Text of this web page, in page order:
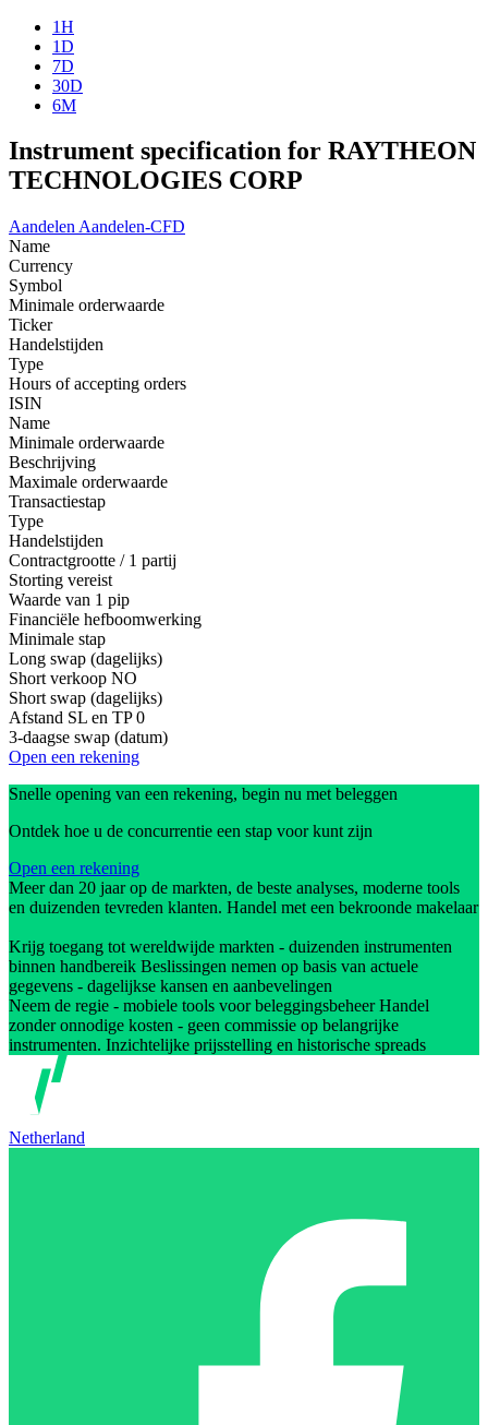
1H
1D
7D
30D
6M
Instrument specification for RAYTHEON
TECHNOLOGIES CORP
Aandelen Aandelen-CFD
Name
Currency
Symbol
Minimale orderwaarde
Ticker
Handelstijden
Type
Hours of accepting orders
ISIN
Name
Minimale orderwaarde
Beschrijving
Maximale orderwaarde
Transactiestap
Type
Handelstijden
Contractgrootte / 1 partij
Storting vereist
Waarde van 1 pip
Financiële hefboomwerking
Minimale stap
Long swap (dagelijks)
Short verkoop NO
Short swap (dagelijks)
Afstand SL en TP 0
3-daagse swap (datum)
Open een rekening
Snelle opening van een rekening, begin nu met beleggen
Ontdek hoe u de concurrentie een stap voor kunt zijn
Open een rekening
Meer dan 20 jaar op de markten, de beste analyses, moderne tools
en duizenden tevreden klanten. Handel met een bekroonde makelaar
Krijg toegang tot wereldwijde markten - duizenden instrumenten
binnen handbereik Beslissingen nemen op basis van actuele
gegevens - dagelijkse kansen en aanbevelingen
Neem de regie - mobiele tools voor beleggingsbeheer Handel
zonder onnodige kosten - geen commissie op belangrijke
instrumenten. Inzichtelijke prijsstelling en historische spreads
Netherland